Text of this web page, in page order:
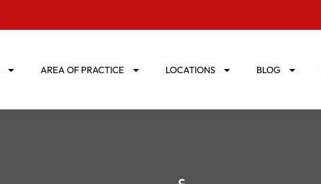
AREA OF PRACTICE LOCATIONS BLOG